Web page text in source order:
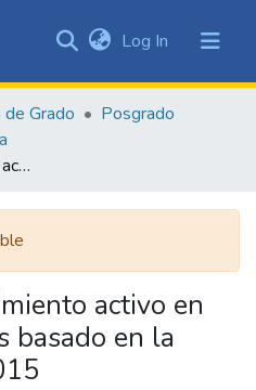
&
Collections
All of DSpace
Statistics
Log In (current)
Grado
Posgrado
índice de envejecimiento activo en Colombia, análisis basado en la encuesta sabe, 2015
activo en
basado en la